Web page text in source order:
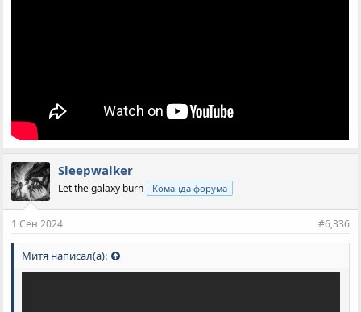
Sleepwalker
Let the galaxy burn Команда форума
1 Сен 2024 #6,336
Митя написал(а):